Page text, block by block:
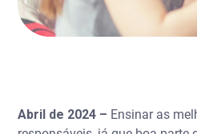
Abril de 2024 – Ensinar as